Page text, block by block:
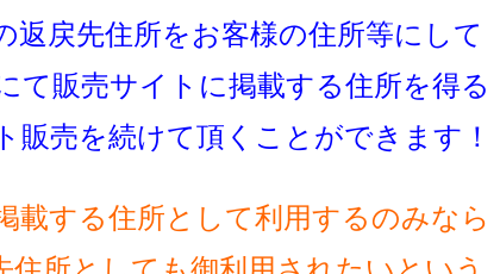
返戻先住所をお客様の住所等にして
て販売サイトに掲載する住所を得る
販売を続けて頂くことができます！
載する住所として利用するのみなら